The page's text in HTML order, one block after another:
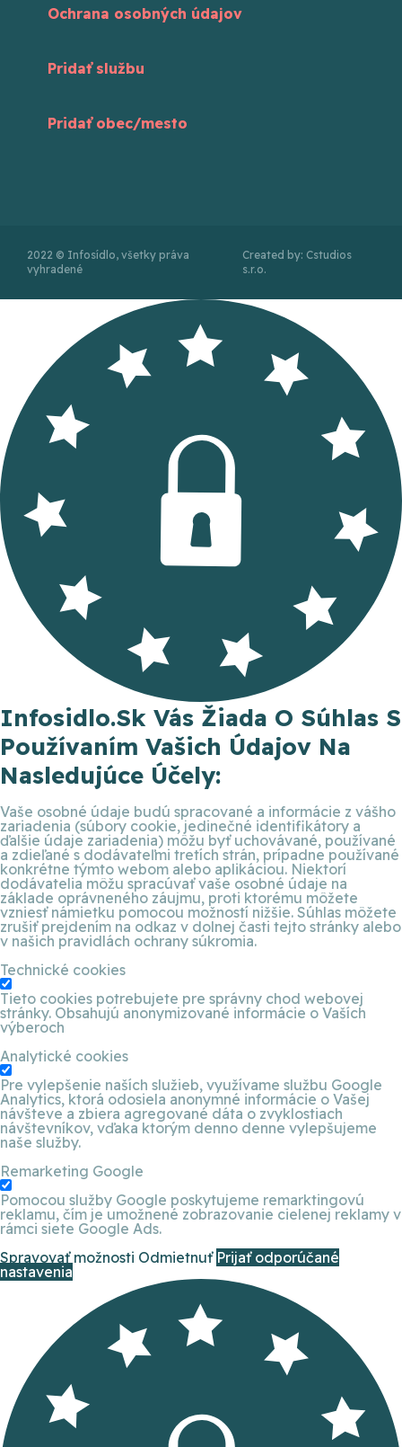
Ochrana osobných údajov
Pridať službu
Pridať obec/mesto
2022 © Infosídlo, všetky práva
vyhradené
Created by: Cstudios
s.r.o.
Infosidlo.sk Vás Žiada O Súhlas S
Používaním Vašich Údajov Na
Nasledujúce Účely:
Vaše osobné údaje budú spracované a informácie z vášho
zariadenia (súbory cookie, jedinečné identifikátory a
ďalšie údaje zariadenia) môžu byť uchovávané, používané
a zdieľané s dodávateľmi tretích strán, prípadne používané
konkrétne týmto webom alebo aplikáciou. Niektorí
dodávatelia môžu spracúvať vaše osobné údaje na
základe oprávneného záujmu, proti ktorému môžete
vzniesť námietku pomocou možností nižšie. Súhlas môžete
zrušiť prejdením na odkaz v dolnej časti tejto stránky alebo
v našich pravidlách ochrany súkromia.
Technické cookies
Tieto cookies potrebujete pre správny chod webovej
stránky. Obsahujú anonymizované informácie o Vaších
výberoch
Analytické cookies
Pre vylepšenie naších služieb, využívame službu Google
Analytics, ktorá odosiela anonymné informácie o Vašej
návšteve a zbiera agregované dáta o zvyklostiach
návštevníkov, vďaka ktorým denno denne vylepšujeme
naše služby.
Remarketing Google
Pomocou služby Google poskytujeme remarktingovú
reklamu, čím je umožnené zobrazovanie cielenej reklamy v
rámci siete Google Ads.
Spravovať možnosti Odmietnuť Prijať odporúčané
nastavenia